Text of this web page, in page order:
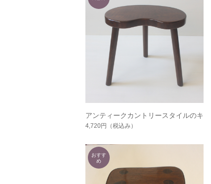
アンティークカントリースタイルのキ
ドニースツール No.2404
4,720円 （税込み）